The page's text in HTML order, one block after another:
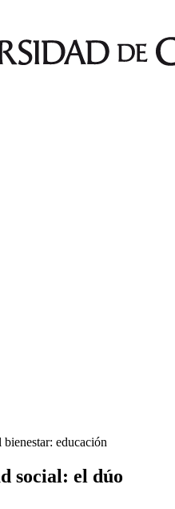
educación
social: el dúo